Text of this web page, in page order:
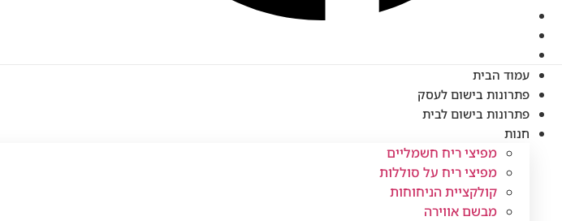
עמוד הבית
פתרונות בישום לעסק
פתרונות בישום לבית
חנות
מפיצי ריח חשמליים
מפיצי ריח על סוללות
קולקציית הניחוחות
מבשם אווירה